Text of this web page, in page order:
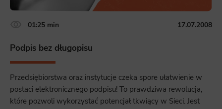
01:25 min 17.07.2008
Podpis bez długopisu
Przedsiębiorstwa oraz instytucje czeka spore ułatwienie w
postaci elektronicznego podpisu! To prawdziwa rewolucja,
które pozwoli wykorzystać potencjał tkwiący w Sieci. Jest